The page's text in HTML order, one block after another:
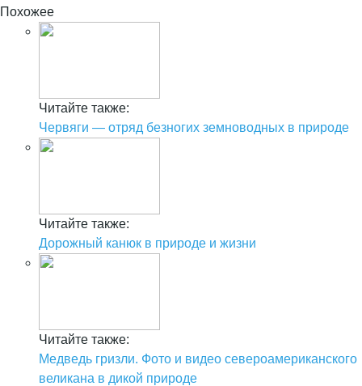
Похожее
Читайте также:
Червяги — отряд безногих земноводных в природе
Читайте также:
Дорожный канюк в природе и жизни
Читайте также:
Медведь гризли. Фото и видео североамериканского
великана в дикой природе